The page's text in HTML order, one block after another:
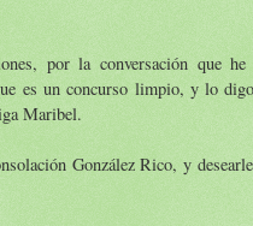
por la conversación que
es un concurso limpio, y lo
Maribel.
González Rico, y